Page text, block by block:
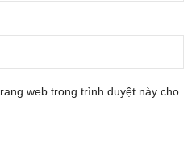
web trong trình duyệt này cho